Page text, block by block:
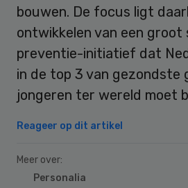
bouwen. De focus ligt
ontwikkelen van een groot
preventie-initiatief dat
in de top 3 van gezondste
jongeren ter wereld moet
Reageer op dit artikel
Meer over:
Personalia